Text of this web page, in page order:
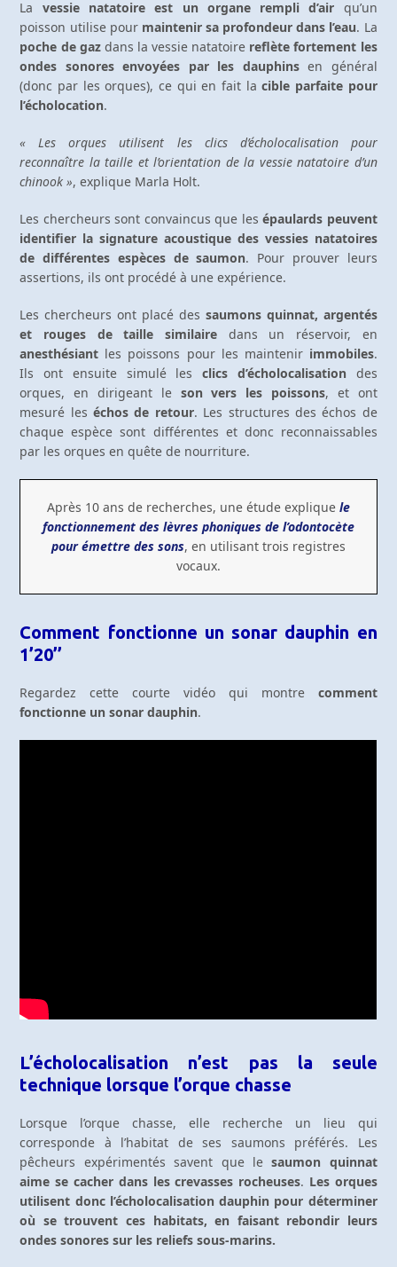
La vessie natatoire est un organe rempli d’air qu’un
poisson utilise pour maintenir sa profondeur dans l’eau. La
poche de gazdans la vessie natatoire reflète fortement les
ondes sonores envoyées par les dauphinsen général
(donc par les orques), ce qui en fait lacible parfaite pour
l’écholocation.
« Les orques utilisent les clics d’écholocalisation pour
reconnaître la taille et l’orientation de la vessie natatoire d’un
chinook », explique Marla Holt.
Les chercheurs sont convaincus que lesépaulards peuvent
identifier la signature acoustique des vessies natatoires
de différentes espèces de saumon. Pour prouver leurs
assertions, ils ont procédé à une expérience.
Les chercheurs ont placé des saumons quinnat, argentés
et rouges de taille similaire dans un réservoir, en
anesthésiant les poissons pour les maintenir immobiles.
Ils ont ensuite simulé lesclics d’écholocalisationdes
orques, en dirigeant leson vers les poissons, et ont
mesuré leséchos de retour. Les structures des échos de
chaque espèce sont différentes et donc reconnaissables
par les orques en quête de nourriture.
Après 10 ans de recherches, une étude explique le
fonctionnement des lèvres phoniques de l’odontocète
pour émettre des sons, en utilisant trois registres
vocaux.
Comment fonctionne un sonar dauphin en
1’20’’
Regardez cette courte vidéo qui montre comment
fonctionne un sonar dauphin.
L’écholocalisation n’est pas la seule
technique lorsque l’orque chasse
Lorsque l’orque chasse, elle recherche un lieu qui
corresponde à l’habitat de ses saumons préférés. Les
pêcheurs expérimentés savent que lesaumon quinnat
aime se cacher dans les crevasses rocheuses. Les orques
utilisent donc l’écholocalisation dauphin pour déterminer
où se trouvent ces habitats, en faisant rebondir leurs
ondes sonores sur les reliefs sous-marins.